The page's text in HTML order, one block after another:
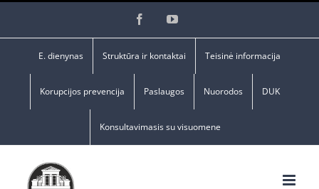
FacebookYouTube
E. dienynas Struktūra ir kontaktai Teisinė informacija
Korupcijos prevencija Paslaugos Nuorodos DUK
Konsultavimasis su visuomene